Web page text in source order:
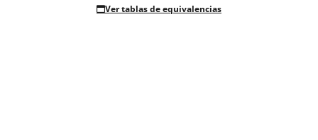
Ver tablas de equivalencias